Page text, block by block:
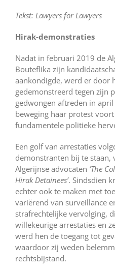
Tekst: Lawyers for Lawyers
Hirak-demonstraties
Nadat in februari 2019 de
Bouteflika zijn
aankondigde, werd er door
gedemonstreerd tegen zijn
gedwongen aftreden in
beweging haar protest
fundamentele politieke
Een golf van arrestaties
demonstranten bij te staan,
Algerijnse advocaten ‘The
Hirak Detainees’. Sindsdien
echter ook te maken met
variërend van surveillance
strafrechtelijke vervolging,
willekeurige arrestaties en
werd hen de toegang tot
waardoor zij weden
rechtsbijstand.